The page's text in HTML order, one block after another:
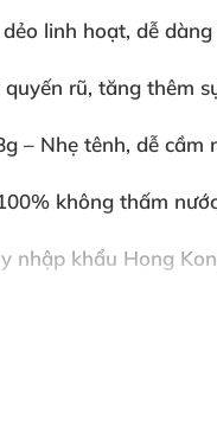
dẻo linh hoạt, dễ
quyến rũ, tăng thêm
– Nhẹ tênh, dễ
không thấm
nhập khẩu Hong